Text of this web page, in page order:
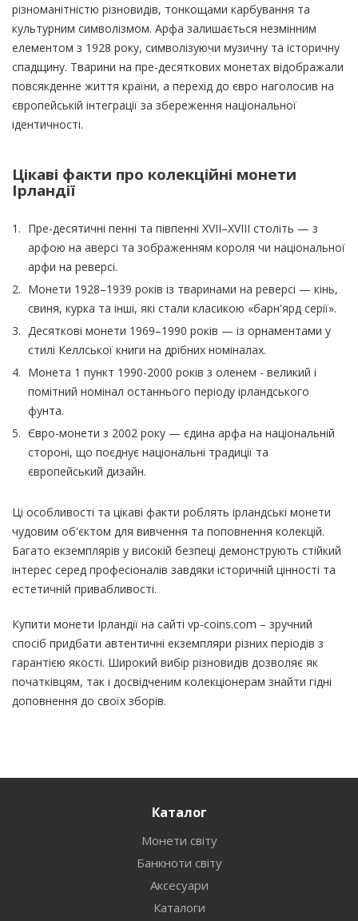
різноманітністю різновидів, тонкощами карбування та
культурним символізмом. Арфа залишається незмінним
елементом з 1928 року, символізуючи музичну та історичну
спадщину. Тварини на пре-десяткових монетах відображали
повсякденне життя країни, а перехід до євро наголосив на
європейській інтеграції за збереження національної
ідентичності.
Цікаві факти про колекційні монети
Ірландії
Пре-десятичні пенні та півпенні XVII–XVIII століть — з
арфою на аверсі та зображенням короля чи національної
арфи на реверсі.
Монети 1928–1939 років із тваринами на реверсі — кінь,
свиня, курка та інші, які стали класикою «барн'ярд серії».
Десяткові монети 1969–1990 років — із орнаментами у
стилі Келлської книги на дрібних номіналах.
Монета 1 пункт 1990-2000 років з оленем - великий і
помітний номінал останнього періоду ірландського
фунта.
Євро-монети з 2002 року — єдина арфа на національній
стороні, що поєднує національні традиції та
європейський дизайн.
Ці особливості та цікаві факти роблять ірландські монети
чудовим об'єктом для вивчення та поповнення колекцій.
Багато екземплярів у високій безпеці демонструють стійкий
інтерес серед професіоналів завдяки історичній цінності та
естетичній привабливості.
Купити монети Ірландії на сайті vp-coins.com – зручний
спосіб придбати автентичні екземпляри різних періодів з
гарантією якості. Широкий вибір різновидів дозволяє як
початківцям, так і досвідченим колекціонерам знайти гідні
доповнення до своїх зборів.
Каталог
Монети світу
Банкноти світу
Аксесуари
Каталоги